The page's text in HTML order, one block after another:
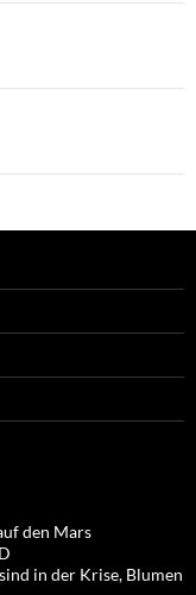
den Mars
in der Krise, Blumen